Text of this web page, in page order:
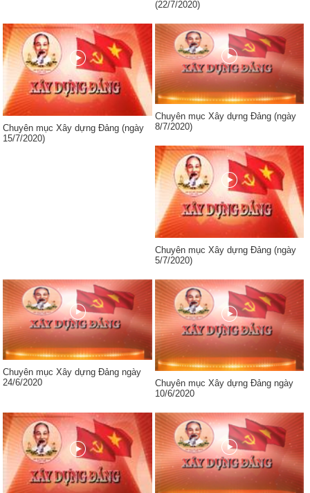
(22/7/2020)
Chuyên mục Xây dựng Đảng (ngày
15/7/2020)
Chuyên mục Xây dựng Đảng (ngày
8/7/2020)
Chuyên mục Xây dựng Đảng (ngày
5/7/2020)
Chuyên mục Xây dựng Đảng ngày
24/6/2020
Chuyên mục Xây dựng Đảng ngày
10/6/2020